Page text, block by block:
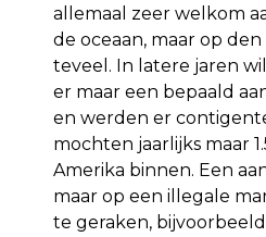
allemaal zeer welkom
de oceaan, maar op
teveel. In latere jaren
er maar een bepaald
en werden er
mochten jaarlijks maar
Amerika binnen. Een
maar op een illegale
te geraken,